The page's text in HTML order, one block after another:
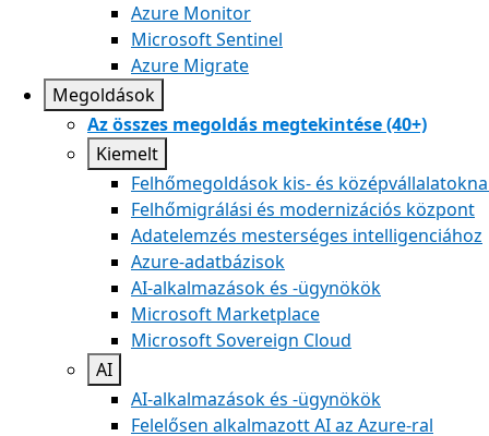
Azure Monitor
Microsoft Sentinel
Azure Migrate
Megoldások
Az összes megoldás megtekintése (40+)
Kiemelt
Felhőmegoldások kis- és
Felhőmigrálási és modernizációs központ
Adatelemzés mesterséges intelligenciához
Azure-adatbázisok
AI-alkalmazások és ‑ügynökök
Microsoft Marketplace
Microsoft Sovereign Cloud
AI
AI-alkalmazások és ‑ügynökök
Felelősen alkalmazott AI az Azure-ral